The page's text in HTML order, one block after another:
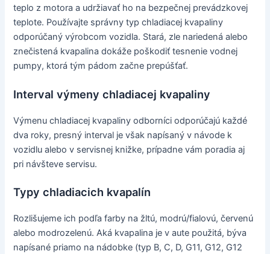
teplo z motora a udržiavať ho na bezpečnej prevádzkovej
teplote. Používajte správny typ chladiacej kvapaliny
odporúčaný výrobcom vozidla. Stará, zle nariedená alebo
znečistená kvapalina dokáže poškodiť tesnenie vodnej
pumpy, ktorá tým pádom začne prepúšťať.
Interval výmeny chladiacej kvapaliny
Výmenu chladiacej kvapaliny odborníci odporúčajú každé
dva roky, presný interval je však napísaný v návode k
vozidlu alebo v servisnej knižke, prípadne vám poradia aj
pri návšteve servisu.
Typy chladiacich kvapalín
Rozlišujeme ich podľa farby na žltú, modrú/fialovú, červenú
alebo modrozelenú. Aká kvapalina je v aute použitá, býva
napísané priamo na nádobke (typ B, C, D, G11, G12, G12